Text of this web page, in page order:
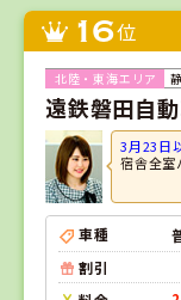
16位
遠鉄磐田自
3月23日
宿舎全室
車種
割引